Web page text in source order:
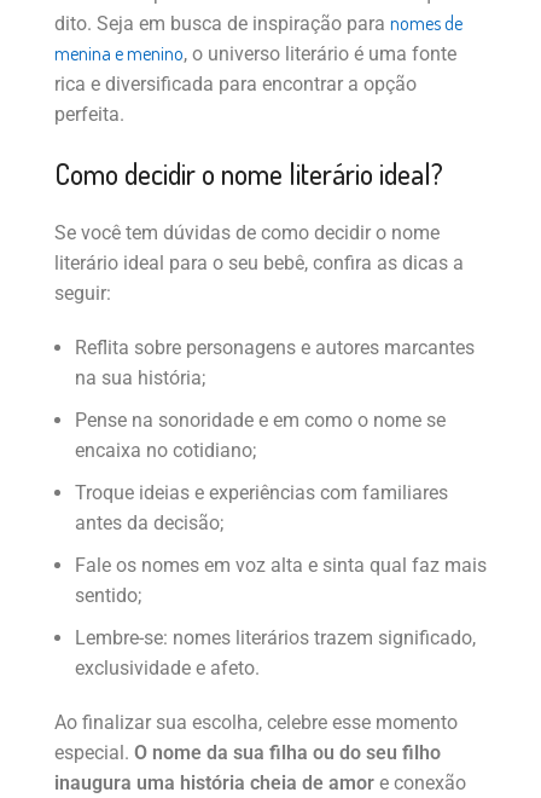
dito. Seja em busca de inspiração para nomes de
menina e menino, o universo literário é uma fonte
rica e diversificada para encontrar a opção
perfeita.
Como decidir o nome literário ideal?
Se você tem dúvidas de como decidir o nome
literário ideal para o seu bebê, confira as dicas a
seguir:
Reflita sobre personagens e autores marcantes
na sua história;
Pense na sonoridade e em como o nome se
encaixa no cotidiano;
Troque ideias e experiências com familiares
antes da decisão;
Fale os nomes em voz alta e sinta qual faz mais
sentido;
Lembre-se: nomes literários trazem significado,
exclusividade e afeto.
Ao finalizar sua escolha, celebre esse momento
especial. O nome da sua filha ou do seu filho
inaugura uma história cheia de amor e conexão